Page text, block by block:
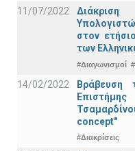
11/07/2022
στον
των
#Διαγωνισμοί
14/02/2022
Βράβευση
concept"
#Διακρίσεις